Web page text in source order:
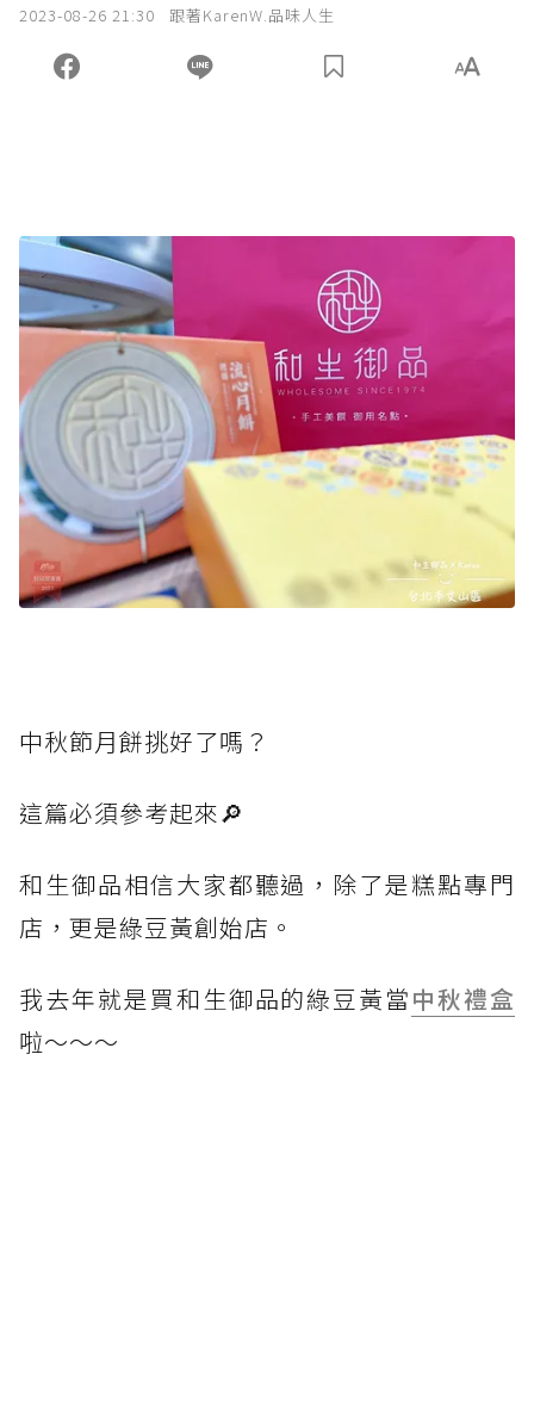
2023-08-26 21:30 跟著KarenW.品味人生
中秋節月餅挑好了嗎？
這篇必須參考起來🔎
和生御品相信大家都聽過，除了是糕點專門
店，更是綠豆黃創始店。
我去年就是買和生御品的綠豆黃當中秋禮盒
啦～～～